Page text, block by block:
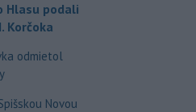
Hlasu podali
Korčoka
odmietol
Novou